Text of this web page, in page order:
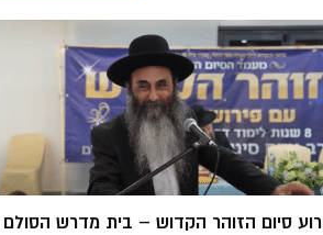
סיום הזוהר הקדוש – בית מדרש הסולם